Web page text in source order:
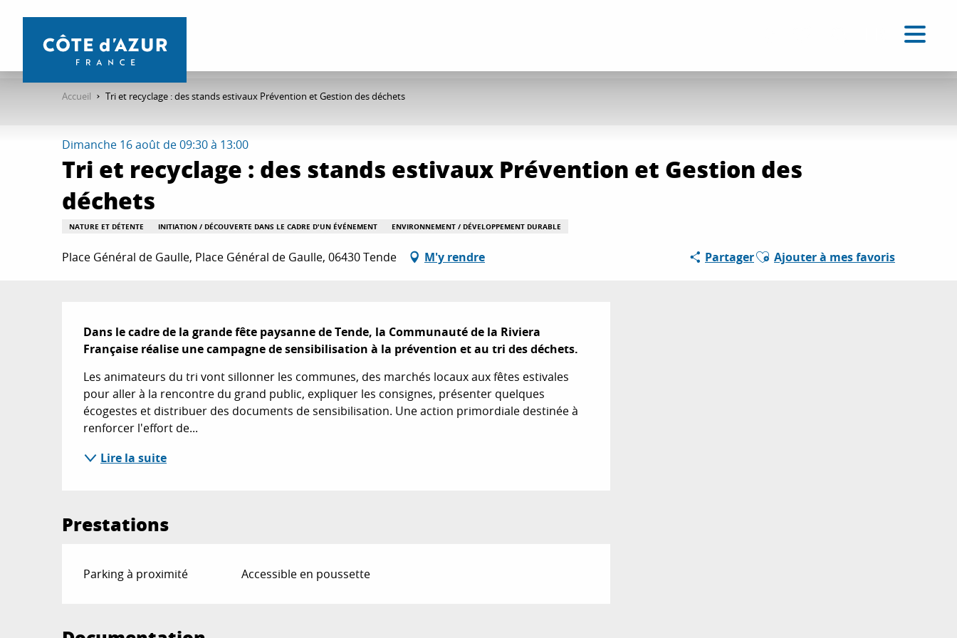
contenu
Accueil Tri et recyclage : des stands estivaux Prévention et Gestion des déchets
Dimanche 16 août de 09:30 à 13:00
Tri et recyclage : des stands estivaux Prévention et Gestion des
déchets
NATURE ET DÉTENTE INITIATION / DÉCOUVERTE DANS LE CADRE D'UN ÉVÉNEMENT ENVIRONNEMENT / DÉVELOPPEMENT DURABLE
Place Général de Gaulle, Place Général de Gaulle, 06430 Tende M'y rendre PartagerAjouter aux favoris
Ajouter à mes favoris
Description
Dans le cadre de la grande fête paysanne de Tende, la Communauté de la Riviera
Française réalise une campagne de sensibilisation à la prévention et au tri des déchets.
Les animateurs du tri vont sillonner les communes, des marchés locaux aux fêtes estivales
pour aller à la rencontre du grand public, expliquer les consignes, présenter quelques
écogestes et distribuer des documents de sensibilisation. Une action primordiale destinée à
renforcer l'effort de...
Lire la suite
Prestations
Parking à proximité Accessible en poussette